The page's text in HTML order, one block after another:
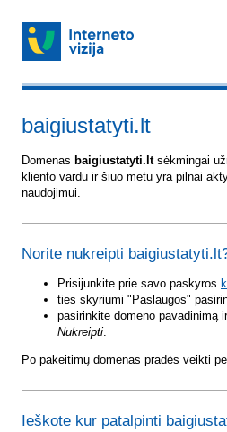
baigiustatyti.lt
Domenas baigiustatyti.ltsėkmingai
kliento vardu ir šiuo metu yra pilnai
naudojimui.
Norite nukreipti
Prisijunkite prie savo paskyros
ties skyriumi "Paslaugos"
pasirinkite domeno pavadinimą
Nukreipti.
Po pakeitimų domenas pradės veikti
Ieškote kur patalpinti